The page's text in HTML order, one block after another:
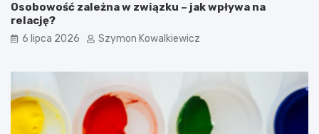
Osobowość zależna w związku – jak wpływa na
relację?
6 lipca 2026 Szymon Kowalkiewicz